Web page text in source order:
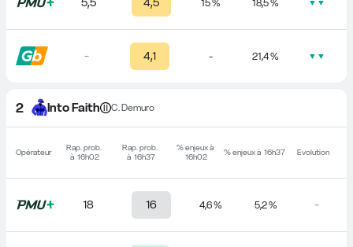
15 % 18,5 % ▼▼
- 4,1 - 21,4 % ▼▼
2 Into Faith C. Demuro
Opérateur
Rap. prob.
à 16h02
Rap. prob.
à 16h37
% enjeux à
16h02
% enjeux à 16h37 Evolution
18 16 4,6 % 5,2 % -